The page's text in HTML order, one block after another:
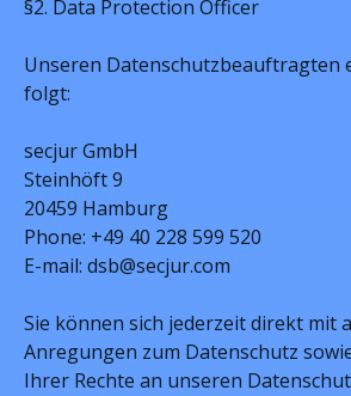
§2. Data Protection Officer
Unseren Datenschutzbeauftragten
folgt:
secjur GmbH
Steinhöft 9
20459 Hamburg
Phone: +49 40 228 599 520
E-mail: dsb@secjur.com
Sie können sich jederzeit direkt mit
Anregungen zum Datenschutz
Ihrer Rechte an unseren